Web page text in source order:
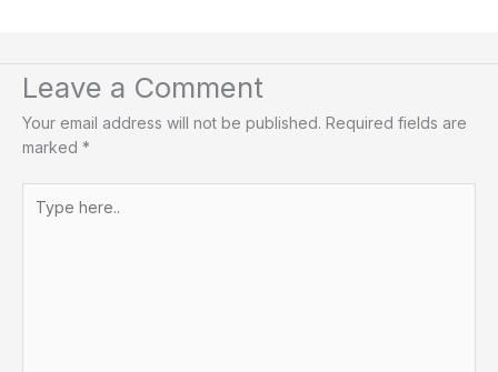
Leave a Comment
Your email address will not be published. Required fields are
marked *
here..